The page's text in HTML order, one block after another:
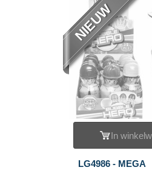
NIEUW
In
LG4986 - MEGA